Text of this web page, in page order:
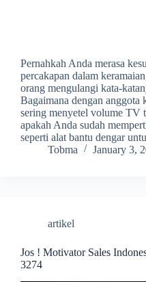
Pernahkah Anda merasa
percakapan dalam
orang mengulangi kata-
Bagaimana dengan anggota
sering menyetel volume TV
apakah Anda sudah
seperti alat bantu dengar
Tobma
January 3,
artikel
Jos ! Motivator Sales
3274